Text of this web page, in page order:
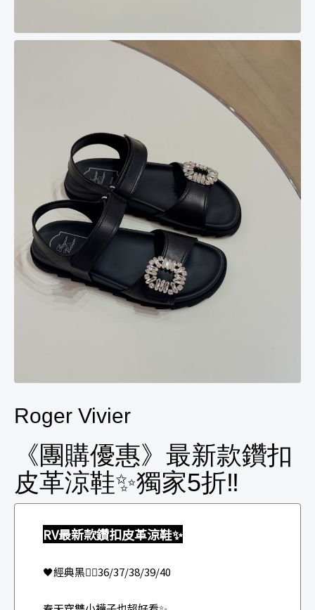
Roger Vivier
《團購優惠》最新款鑽扣
皮革涼鞋✨獨家5折‼️
RV最新款鑽扣皮革涼鞋✨
🖤經典黑👉🏻36/37/38/39/40